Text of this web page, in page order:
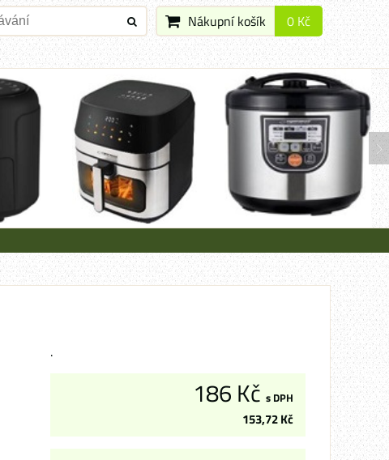
Nákupní košík 0 Kč
.
186 Kč s DPH
153,72 Kč